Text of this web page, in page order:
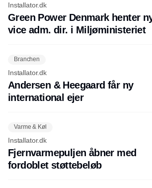
Installator.dk
Green Power Denmark henter
vice adm. dir. i Miljøministeriet
Branchen
Installator.dk
Andersen & Heegaard får ny
international ejer
Varme & Køl
Installator.dk
Fjernvarmepuljen åbner med
fordoblet støttebeløb